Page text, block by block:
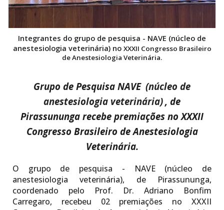
Integrantes do grupo de pesquisa - NAVE (núcleo de
anestesiologia veterinária) no XXXII Congresso Brasileiro
de Anestesiologia Veterinária.
Grupo de Pesquisa NAVE (núcleo de
anestesiologia veterinária), de
Pirassununga recebe premiações no XXXII
Congresso Brasileiro de Anestesiologia
Veterinária.
O grupo de pesquisa - NAVE (núcleo de
anestesiologia veterinária), de Pirassununga,
coordenado pelo Prof. Dr. Adriano Bonfim
Carregaro, recebeu 02 premiações no XXXII